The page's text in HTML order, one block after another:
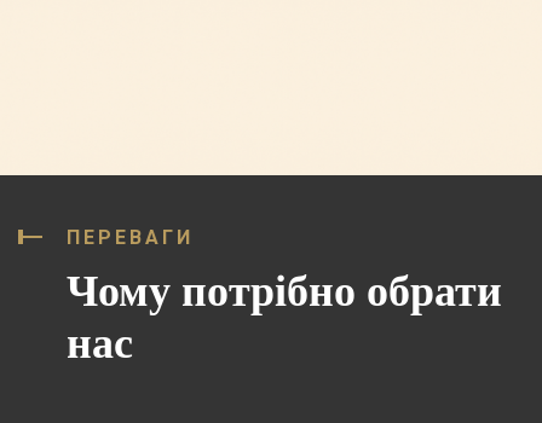
ПЕРЕВАГИ
Чому потрібно обрати
нас